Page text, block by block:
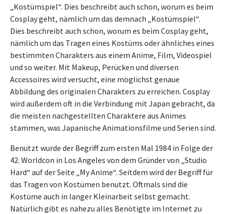
„Kostümspiel“. Dies beschreibt auch schon, worum es beim
Cosplay geht, nämlich um das demnach „Kostümspiel“.
Dies beschreibt auch schon, worum es beim Cosplay geht,
nämlich um das Tragen eines Kostüms oder ähnliches eines
bestimmten Charakters aus einem Anime, Film, Videospiel
und so weiter. Mit Makeup, Perücken und diversen
Accessoires wird versucht, eine möglichst genaue
Abbildung des originalen Charakters zu erreichen. Cosplay
wird außerdem oft in die Verbindung mit Japan gebracht, da
die meisten nachgestellten Charaktere aus Animes
stammen, was Japanische Animationsfilme und Serien sind.
Benutzt wurde der Begriff zum ersten Mal 1984 in Folge der
42. Worldcon in Los Angeles von dem Gründer von „Studio
Hard“ auf der Seite „My Anime“. Seitdem wird der Begriff für
das Tragen von Kostümen benutzt. Oftmals sind die
Kostüme auch in langer Kleinarbeit selbst gemacht.
Natürlich gibt es nahezu alles Benötigte im Internet zu